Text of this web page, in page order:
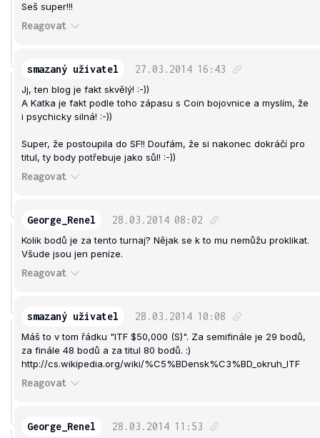
Seš super!!!
Reagovat
smazaný uživatel 27.03.2014 16:43
Jj, ten blog je fakt skvělý! :-))
A Katka je fakt podle toho zápasu s Coin bojovnice a myslím, že
i psychicky silná! :-))
Super, že postoupila do SF!! Doufám, že si nakonec dokráčí pro
titul, ty body potřebuje jako sůl! :-))
Reagovat
George_Renel 28.03.2014 08:02
Kolik bodů je za tento turnaj? Nějak se k to mu nemůžu proklikat.
Všude jsou jen peníze.
Reagovat
smazaný uživatel 28.03.2014 10:08
Máš to v tom řádku "ITF $50,000 (S)". Za semifinále je 29 bodů,
za finále 48 bodů a za titul 80 bodů. :)
http://cs.wikipedia.org/wiki/%C5%BDensk%C3%BD_okruh_ITF
Reagovat
George_Renel 28.03.2014 11:53